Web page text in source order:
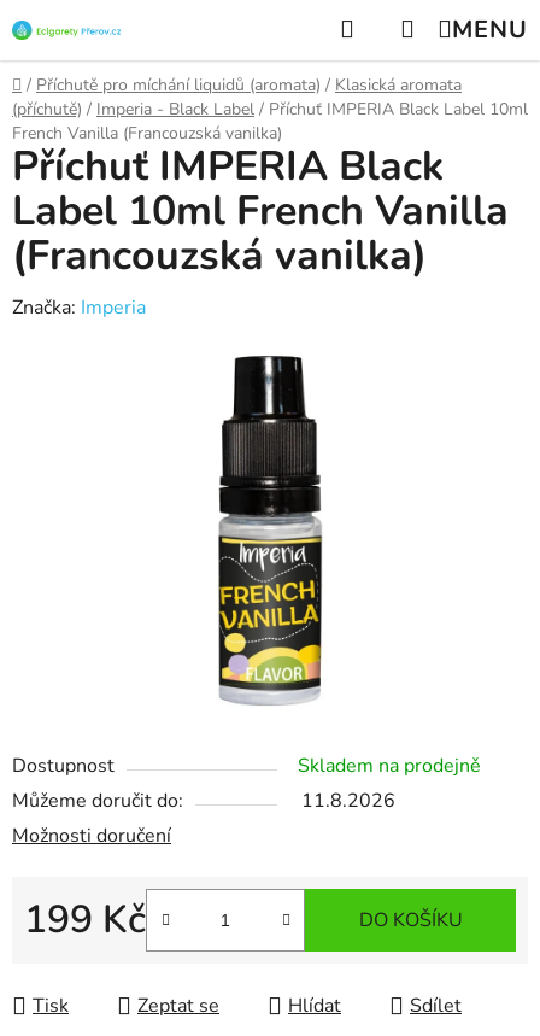
na
obsah
Hledat NÁKUPNÍ
KOŠÍK
Domů
/ Příchutě pro míchání liquidů (aromata) / Klasická aromata
(příchutě) / Imperia - Black Label / Příchuť IMPERIA Black Label 10ml
French Vanilla (Francouzská vanilka)
Dostupnost
Skladem na prodejně
Můžeme doručit do:
11.8.2026
Možnosti doručení
199 Kč DO KOŠÍKU
Tisk Zeptat se Hlídat Sdílet
Příchuť IMPERIA Black
Label 10ml French Vanilla
(Francouzská vanilka)
Značka: Imperia